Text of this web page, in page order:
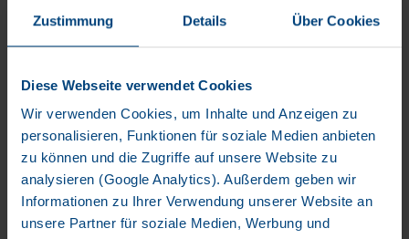
Zustimmung Details Über Cookies
Diese Webseite verwendet Cookies
Wir verwenden Cookies, um Inhalte und Anzeigen zu
personalisieren, Funktionen für soziale Medien anbieten
zu können und die Zugriffe auf unsere Website zu
analysieren (Google Analytics). Außerdem geben wir
Informationen zu Ihrer Verwendung unserer Website an
unsere Partner für soziale Medien, Werbung und